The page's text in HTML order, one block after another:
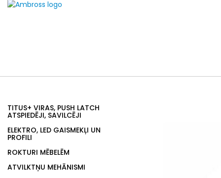
TITUS+ VIRAS, PUSH LATCH
ATSPIEDĒJI, SAVILCĒJI
ELEKTRO, LED GAISMEKĻI UN
PROFILI
ROKTURI MĒBELĒM
ATVILKTŅU MEHĀNISMI